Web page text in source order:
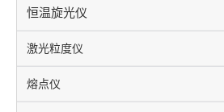
恒温旋光仪
激光粒度仪
熔点仪